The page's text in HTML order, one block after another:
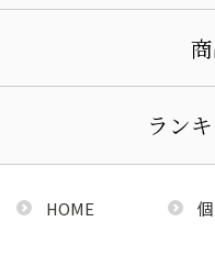
ラン
HOME